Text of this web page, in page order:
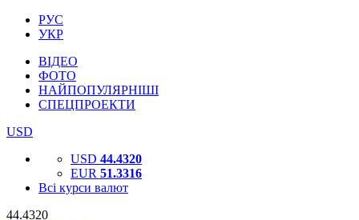
РУС
УКР
ВІДЕО
ФОТО
НАЙПОПУЛЯРНІШІ
СПЕЦПРОЕКТИ
USD
USD 44.4320
EUR 51.3316
Всі курси валют
44.4320